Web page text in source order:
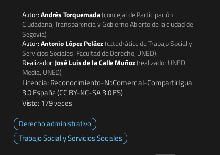
Autor:Andrés Torquemada(concejal de Participación
Ciudadana, Transparencia y Gobierno Abierto de la ciudad de
Segovia)
Autor:Antonio López Peláez(catedrático de Trabajo Social y
Servicios Sociales. Facultad de Derecho, UNED)
Realizador:José Luis de la Calle Muñoz(realizador UNED
Media, UNED)
Licencia: Reconocimiento-NoComercial-CompartirIgual
3.0 España (CC BY-NC-SA 3.0 ES)
Visto: 179 veces
Derecho administrativo
Trabajo Social y Servicios Sociales